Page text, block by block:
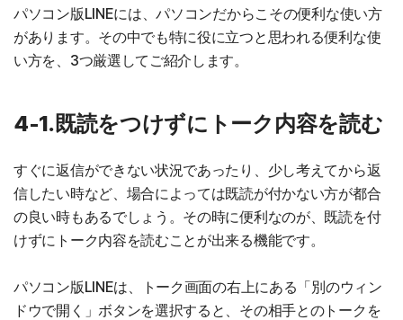
パソコン版LINEには、パソコンだからこその便利な使い方
があります。その中でも特に役に立つと思われる便利な使
い方を、3つ厳選してご紹介します。
4-1.既読をつけずにトーク内容を読む
すぐに返信ができない状況であったり、少し考えてから返
信したい時など、場合によっては既読が付かない方が都合
の良い時もあるでしょう。その時に便利なのが、既読を付
けずにトーク内容を読むことが出来る機能です。
パソコン版LINEは、トーク画面の右上にある「別のウィン
ドウで開く」ボタンを選択すると、その相手とのトークを